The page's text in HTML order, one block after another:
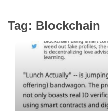
關於我們
愛情故事
傳媒報導
Tag: Blockchain